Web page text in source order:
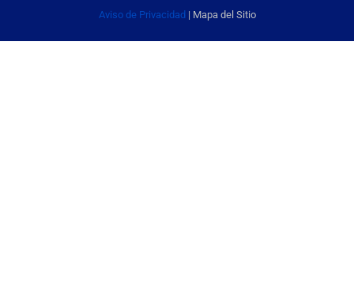
Aviso de Privacidad| Mapa del Sitio